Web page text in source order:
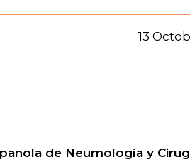
13
de Neumología y